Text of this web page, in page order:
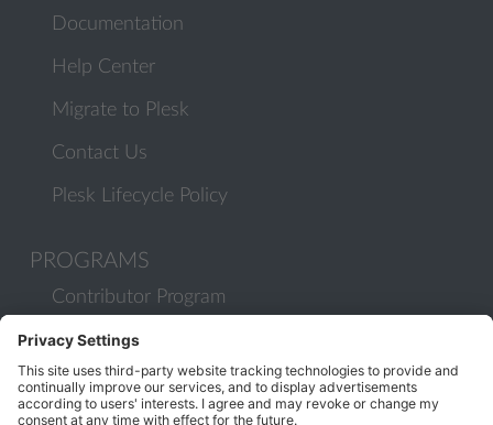
Documentation
Help Center
Migrate to Plesk
Contact Us
Plesk Lifecycle Policy
PROGRAMS
Contributor Program
Partner Program
COMMUNITY